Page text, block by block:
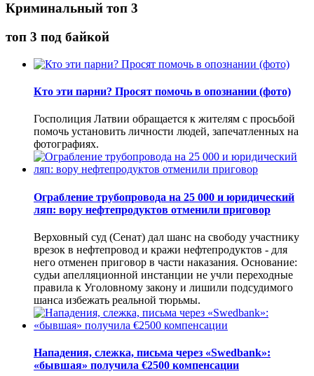
Криминальный топ 3
топ 3 под байкой
Кто эти парни? Просят помочь в опознании (фото)
Госполиция Латвии обращается к жителям с просьбой
помочь установить личности людей, запечатленных на
фотографиях.
Ограбление трубопровода на 25 000 и юридический
ляп: вору нефтепродуктов отменили приговор
Верховный суд (Сенат) дал шанс на свободу участнику
врезок в нефтепровод и кражи нефтепродуктов - для
него отменен приговор в части наказания. Основание:
судьи апелляционной инстанции не учли переходные
правила к Уголовному закону и лишили подсудимого
шанса избежать реальной тюрьмы.
Нападения, слежка, письма через «Swedbank»:
«бывшая» получила €2500 компенсации